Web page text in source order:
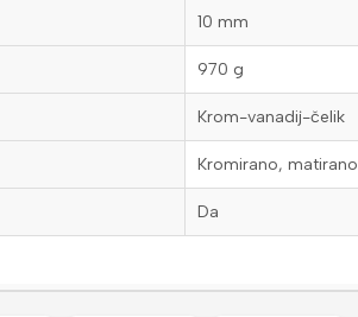
10 mm
970 g
Krom-vanadij-čelik
Kromirano, matirano
Da